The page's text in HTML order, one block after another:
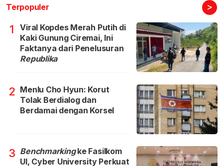
Terpopuler >
1
Viral Kopdes Merah Putih di
Kaki Gunung Ciremai, Ini
Faktanya dari Penelusuran
Republika
2 Menlu Cho Hyun: Korut
Tolak Berdialog dan
Berdamai dengan Korsel
3 Benchmarkingke Fasilkom
UI, Cyber University Perkuat